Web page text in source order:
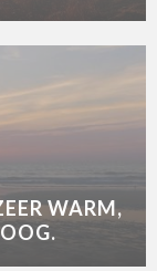
WARM,